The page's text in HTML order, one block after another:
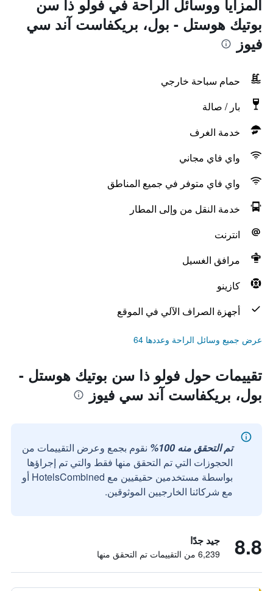
المزايا ووسائل الراحة في فولو ذا سن
بوتيك هوستل - بول، بريكفاست آند سي
فيوز
حمام سباحة خارجي
بار / صالة
خدمة الغرف
واي فاي مجاني
واي فاي متوفر في جميع المناطق
خدمة النقل من وإلى المطار
انترنت
مرافق الغسيل
كازينو
أجهزة الصراف الآلي في الموقع
عرض جميع وسائل الراحة وعددها 64
تقييمات حول فولو ذا سن بوتيك هوستل -
بول، بريكفاست آند سي فيوز
تم التحقق منه 100%
نقوم بجمع وعرض التقييمات من
الحجوزات التي تم التحقق منها فقط والتي تم إجراؤها
بواسطة مستخدمين حقيقيين مع HotelsCombined أو
مع شركائنا الخارجيين الموثوقين.
8.8 جيد جدًا
6,239 من التقييمات تم التحقق منها